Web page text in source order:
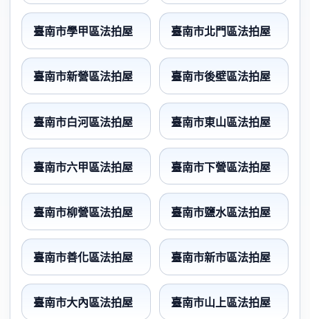
臺南市學甲區法拍屋 臺南市北門區法拍屋
臺南市新營區法拍屋 臺南市後壁區法拍屋
臺南市白河區法拍屋 臺南市東山區法拍屋
臺南市六甲區法拍屋 臺南市下營區法拍屋
臺南市柳營區法拍屋 臺南市鹽水區法拍屋
臺南市善化區法拍屋 臺南市新市區法拍屋
臺南市大內區法拍屋 臺南市山上區法拍屋